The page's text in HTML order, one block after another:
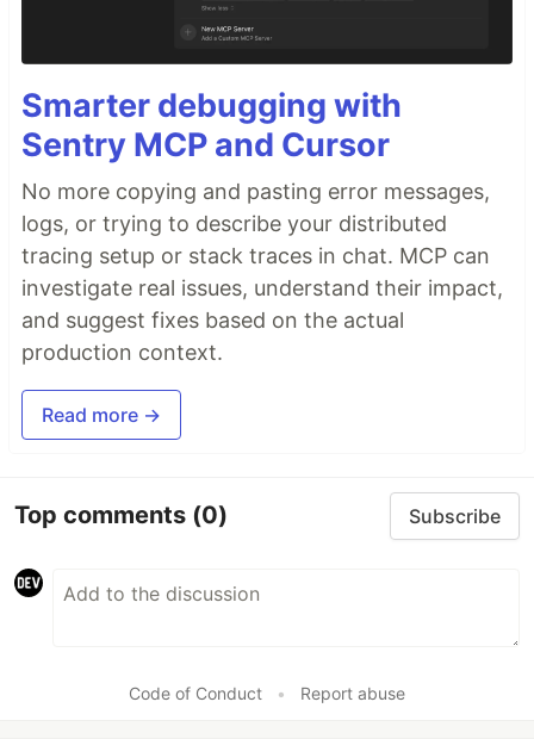
Smarter debugging with
Sentry MCP and Cursor
No more copying and pasting error messages,
logs, or trying to describe your distributed
tracing setup or stack traces in chat. MCP can
investigate real issues, understand their impact,
and suggest fixes based on the actual
production context.
Read more →
Top comments (0) Subscribe
Code of Conduct • Report abuse